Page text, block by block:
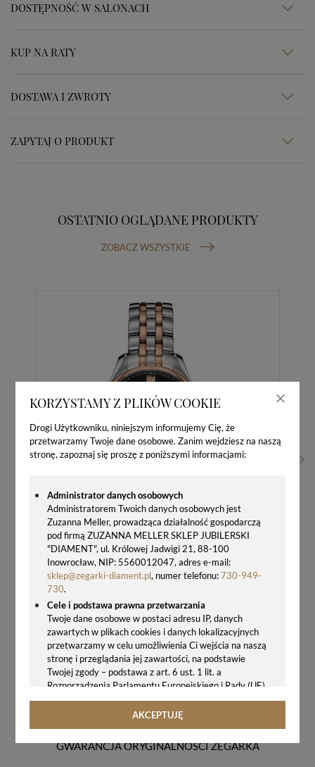
KORZYSTAMY Z PLIKÓW COOKIE
Drogi Użytkowniku, niniejszym informujemy Cię, że
przetwarzamy Twoje dane osobowe. Zanim wejdziesz na naszą
stronę, zapoznaj się proszę z poniższymi informacjami:
Administrator danych osobowych
Administratorem Twoich danych osobowych jest
Zuzanna Meller, prowadząca działalność gospodarczą
pod firmą ZUZANNA MELLER SKLEP JUBILERSKI
"DIAMENT", ul. Królowej Jadwigi 21, 88-100
Inowrocław, NIP: 5560012047, adres e-mail:
sklep@zegarki-diament.pl, numer telefonu:730-949-
730.
Cele i podstawa prawna przetwarzania
Twoje dane osobowe w postaci adresu IP, danych
zawartych w plikach cookies i danych lokalizacyjnych
przetwarzamy w celu umożliwienia Ci wejścia na naszą
stronę i przeglądania jej zawartości, na podstawie
Twojej zgody – podstawa z art. 6 ust. 1 lit. a
Rozporządzenia Parlamentu Europejskiego i Rady (UE)
2016/679 z 27.04.2016 r. w sprawie ochrony osób
fizycznych w związku z przetwarzaniem danych
rozporządzenie o ochronie danych, tj. RODO).
AKCEPTUJĘ
DOSTĘPNOŚĆ W SALONACH
KUP NA RATY
DOSTAWA I ZWROTY
ZAPYTAJ O PRODUKT
OSTATNIO OGLĄDANE PRODUKTY
ZOBACZ WSZYSTKIE
4390,00 zł
GWARANCJA ORYGINALNOŚCI ZEGARKA